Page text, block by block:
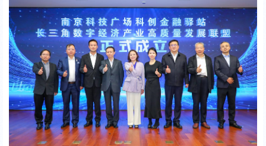
l
s
c
r
e
e
n